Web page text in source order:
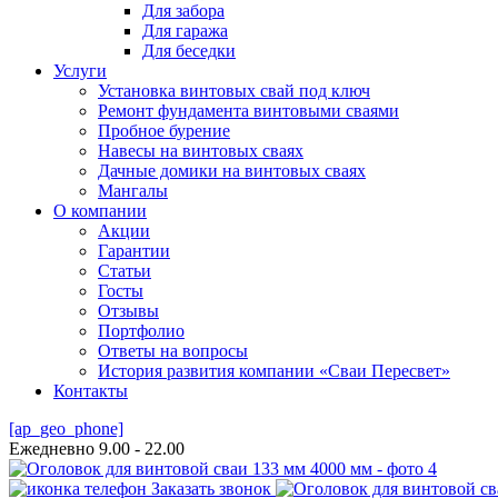
Для забора
Для гаража
Для беседки
Услуги
Установка винтовых свай под ключ
Ремонт фундамента винтовыми сваями
Пробное бурение
Навесы на винтовых сваях
Дачные домики на винтовых сваях
Мангалы
О компании
Акции
Гарантии
Статьи
Госты
Отзывы
Портфолио
Ответы на вопросы
История развития компании «Сваи Пересвет»
Контакты
[ap_geo_phone]
Ежедневно 9.00 - 22.00
Заказать звонок